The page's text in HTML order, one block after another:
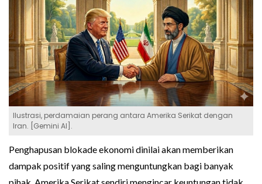
Ilustrasi, perdamaian perang antara Amerika Serikat dengan
Iran. [Gemini AI].
Penghapusan blokade ekonomi dinilai akan memberikan
dampak positif yang saling menguntungkan bagi banyak